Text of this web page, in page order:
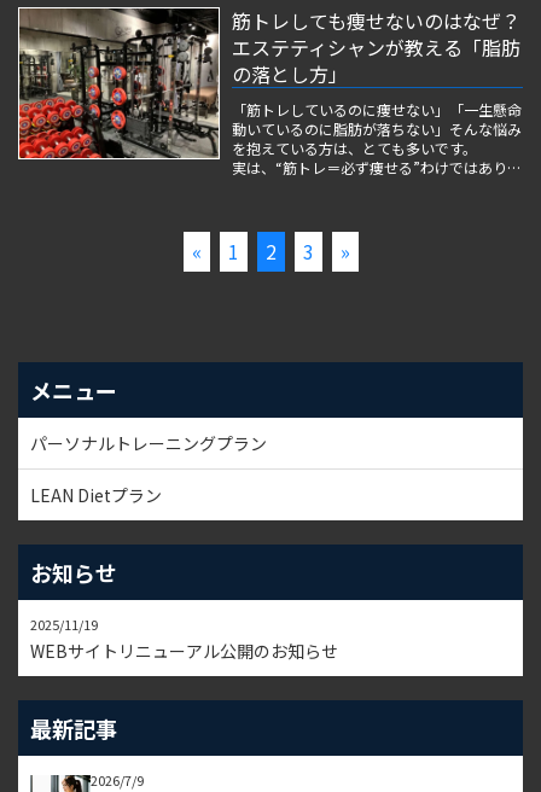
ることが大切。
そのため、ブライダル準備では エステによ
るコンディションケア と ジムでのボディメ
イク を組み合わせる方が年々増えていま
す。
...
筋トレしても痩せないのはなぜ？
エステティシャンが教える「脂肪
の落とし方」
「筋トレしているのに痩せない」「一生懸命
動いているのに脂肪が落ちない」そんな悩み
を抱えている方は、とても多いです。
実は、“筋トレ＝必ず痩せる”わけではありま
ます。
« 1 2 3 »
メニュー
パーソナルトレーニングプラン
LEAN Dietプラン
お知らせ
2025/11/19
WEBサイトリニューアル公開のお知らせ
最新記事
2026/7/9